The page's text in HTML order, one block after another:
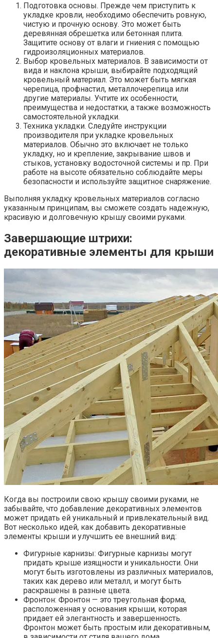
Подготовка основы. Прежде чем приступить к
укладке кровли, необходимо обеспечить ровную,
чистую и прочную основу. Это может быть
деревянная обрешетка или бетонная плита.
Защитите основу от влаги и гниения с помощью
гидроизоляционных материалов.
Выбор кровельных материалов. В зависимости от
вида и наклона крыши, выбирайте подходящий
кровельный материал. Это может быть мягкая
черепица, профнастил, металлочерепица или
другие материалы. Учтите их особенности,
преимущества и недостатки, а также возможность
самостоятельной укладки.
Техника укладки. Следуйте инструкции
производителя при укладке кровельных
материалов. Обычно это включает не только
укладку, но и крепление, закрывание швов и
стыков, установку водосточной системы и пр. При
работе на высоте обязательно соблюдайте меры
безопасности и используйте защитное снаряжение.
Выполняя укладку кровельных материалов согласно
указанным принципам, вы сможете создать надежную,
красивую и долговечную крышу своими руками.
Завершающие штрихи:
декоративные элементы для крыши
Когда вы построили свою крышу своими руками, не
забывайте, что добавление декоративных элементов
может придать ей уникальный и привлекательный вид.
Вот несколько идей, как добавить декоративные
элементы крыши и улучшить ее внешний вид:
Фигурные карнизы: Фигурные карнизы могут
придать крыше изящности и уникальности. Они
могут быть изготовлены из различных материалов,
таких как дерево или металл, и могут быть
раскрашены в разные цвета.
Фронтон: Фронтон — это треугольная форма,
расположенная у основания крыши, которая
придает ей элегантность и завершенность.
Фронтон может быть простым или декоративным,